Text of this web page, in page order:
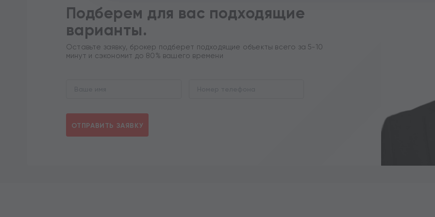
Подберем для вас подходящие
варианты.
Оставьте заявку, брокер подберет подходящие объекты всего за 5-10
минут и сэкономит до 80% вашего времени
ОТПРАВИТЬ ЗАЯВКУ
При нажатии на кнопку «Отправить» вы даете согласие на
обработку персональных данных на условиях и целях
определенных